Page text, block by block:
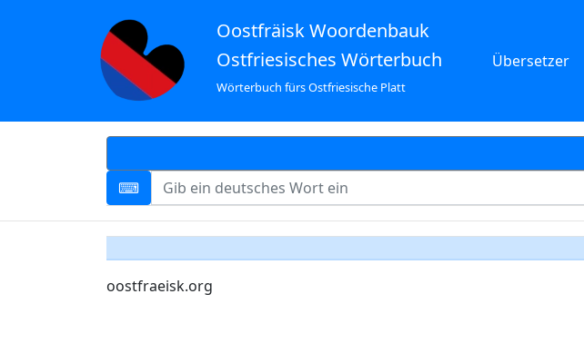
Oostfräisk Woordenbauk
Ostfriesisches Wörterbuch
Wörterbuch fürs Ostfriesische Platt
Übersetzer
oostfraeisk.org